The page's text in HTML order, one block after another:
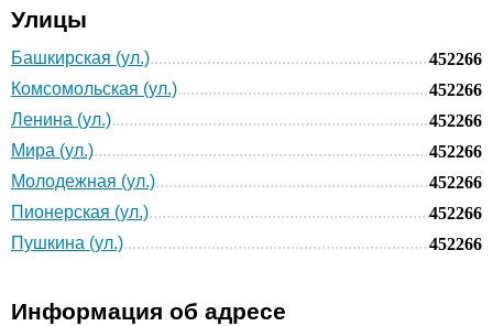
Улицы
Башкирская (ул.)
452266
Комсомольская (ул.)
452266
Ленина (ул.)
452266
Мира (ул.)
452266
Молодежная (ул.)
452266
Пионерская (ул.)
452266
Пушкина (ул.)
452266
Информация об адресе